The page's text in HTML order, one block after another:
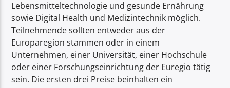
Lebensmitteltechnologie und gesunde Ernährung
sowie Digital Health und Medizintechnik möglich.
Teilnehmende sollten entweder aus der
Europaregion stammen oder in einem
Unternehmen, einer Universität, einer Hochschule
oder einer Forschungseinrichtung der Euregio tätig
sein. Die ersten drei Preise beinhalten ein